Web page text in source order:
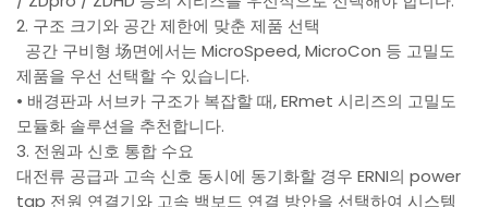
2. 구조 크기와 공간 제한에 맞춘 제품 선택
공간 구비형 场면에서는 MicroSpeed, MicroCon 등 고밀도
제품을 우선 선택할 수 있습니다.
• 배경판과 서브카 구조가 복잡할 때, ERmet 시리즈의 고밀도
모듈화 솔루션을 추천합니다.
3. 전원과 신호 통합 수요
대전류 공급과 고속 신호 동시에 동기화할 경우 ERNI의 power
tap 전원 연결기와 고속 백보드 연결 방안을 선택하여 시스템